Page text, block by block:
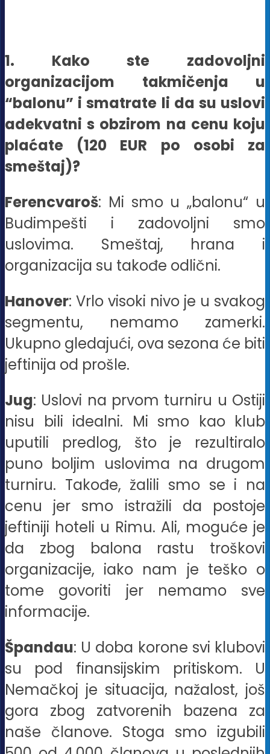
1. Kako ste zadovoljni
organizacijom takmičenja u
“balonu” i smatrate li da su uslovi
adekvatni s obzirom na cenu koju
plaćate (120 EUR po osobi za
smeštaj)?
Ferencvaroš: Mi smo u „balonu“ u
Budimpešti i zadovoljni smo
uslovima. Smeštaj, hrana i
organizacija su takođe odlični.
Hanover: Vrlo visoki nivo je u svakog
segmentu, nemamo zamerki.
Ukupno gledajući, ova sezona će biti
jeftinija od prošle.
Jug: Uslovi na prvom turniru u Ostiji
nisu bili idealni. Mi smo kao klub
uputili predlog, što je rezultiralo
puno boljim uslovima na drugom
turniru. Takođe, žalili smo se i na
cenu jer smo istražili da postoje
jeftiniji hoteli u Rimu. Ali, moguće je
da zbog balona rastu troškovi
organizacije, iako nam je teško o
tome govoriti jer nemamo sve
informacije.
Špandau: U doba korone svi klubovi
su pod finansijskim pritiskom. U
Nemačkoj je situacija, nažalost, još
gora zbog zatvorenih bazena za
naše članove. Stoga smo izgubili